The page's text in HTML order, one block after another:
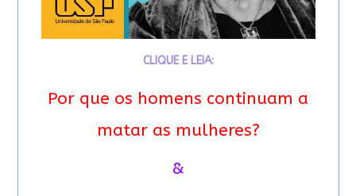
CLIQUE E LEIA:
Por que os homens continuam a
matar as mulheres?
&